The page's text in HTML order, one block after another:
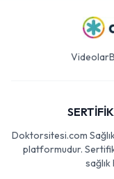
Videolar
Doktorsitesi.com
platformudur.